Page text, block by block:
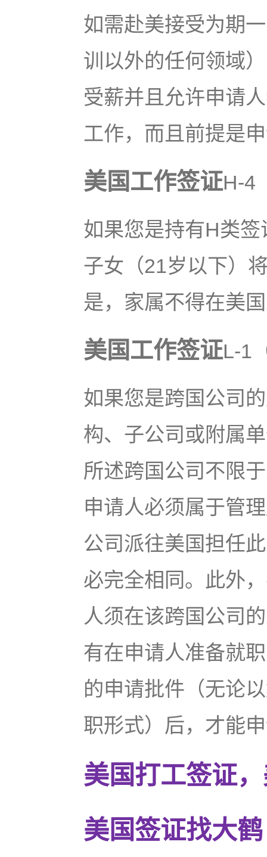
如需赴美接受为期
训以外的任何领域
受薪并且允许申请
工作，而且前提是
美国工作签证H-4
如果您是持有H类
子女（21岁以下）
是，家属不得在美
美国工作签证L-1
如果您是跨国公司
构、子公司或附属
所述跨国公司不限
申请人必须属于管
公司派往美国担任
必完全相同。此外
人须在该跨国公司
有在申请人准备就
的申请批件（无论
职形式）后，才能
美国打工签证
美国签证找大